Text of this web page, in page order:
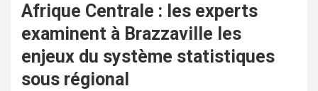
Afrique Centrale : les experts
examinent à Brazzaville les
enjeux du système statistiques
sous régional